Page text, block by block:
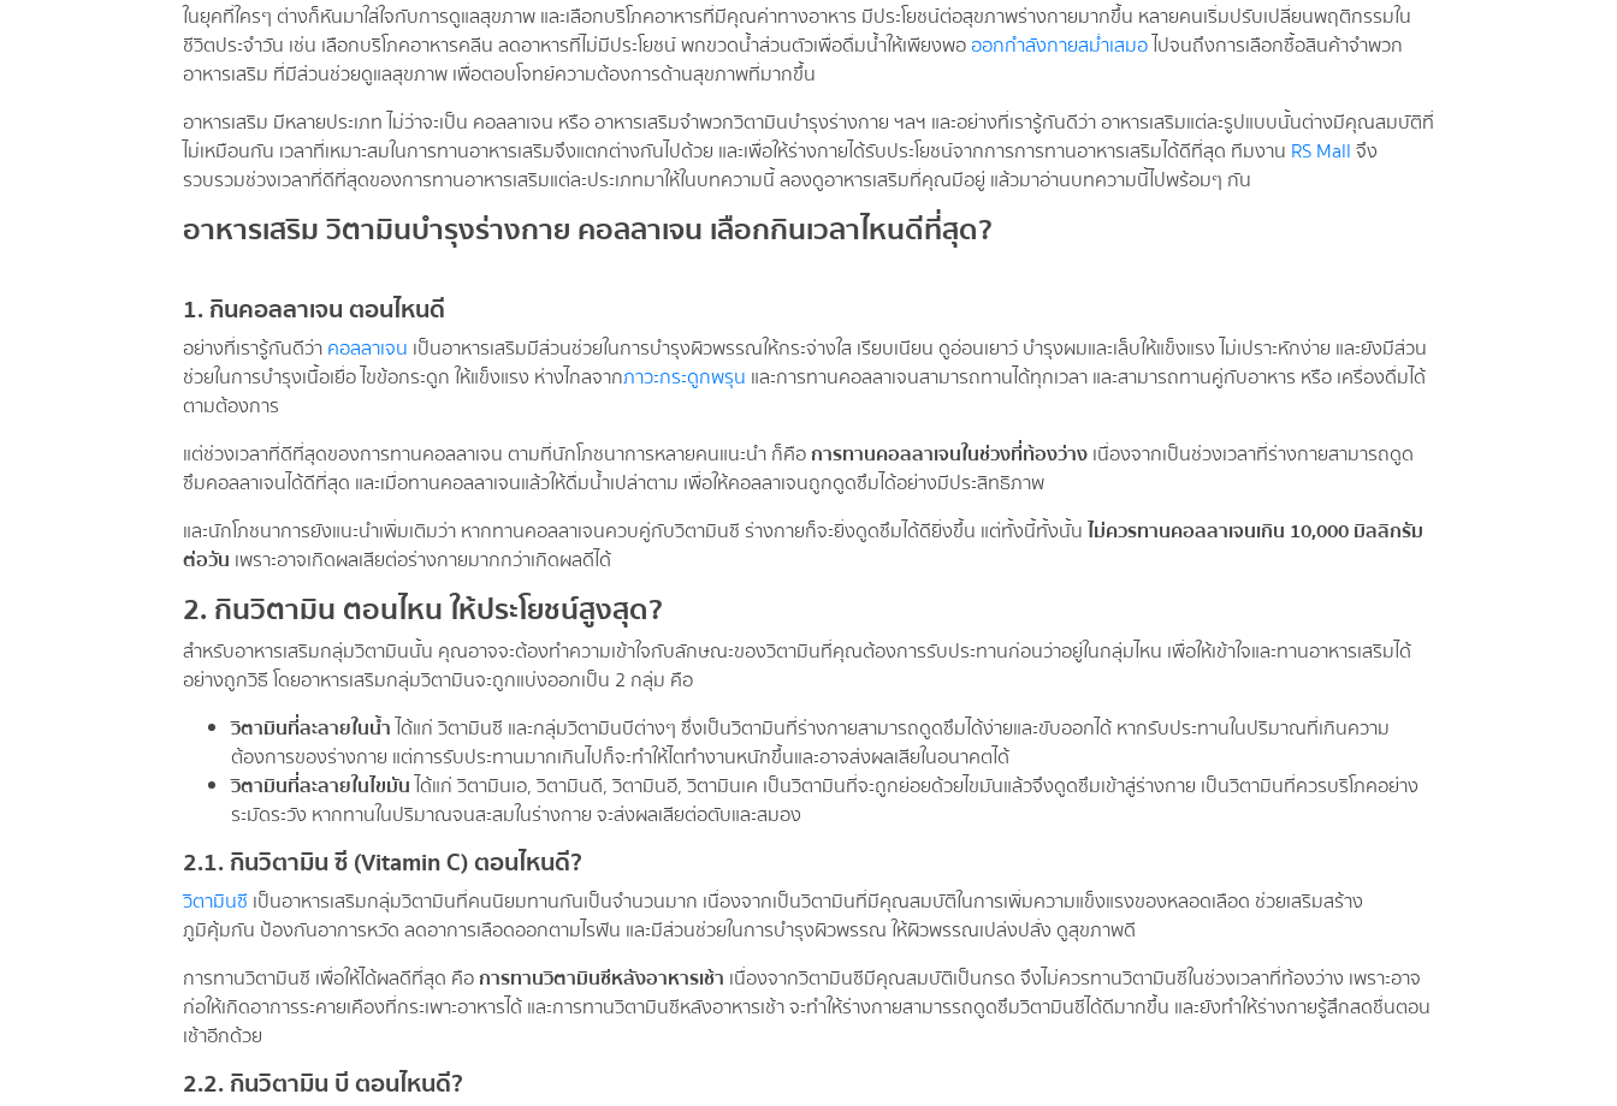
ในยุคที่ใครๆ ต่างก็หันมาใส่ใจกับการดูแลสุขภาพ และเลือกบริโภคอาหารที่มีคุณค่าทางอาหาร มีประโยชน์ต่อสุขภาพร่างกายมากขึ้น หลายคนเริ่มปรับเปลี่ยนพฤติกรรมใน
ชีวิตประจำวัน เช่น เลือกบริโภคอาหารคลีน ลดอาหารที่ไม่มีประโยชน์ พกขวดน้ำส่วนตัวเพื่อดื่มน้ำให้เพียงพอออกกำลังกายสม่ำเสมอไปจนถึงการเลือกซื้อสินค้าจำพวก
อาหารเสริม ที่มีส่วนช่วยดูแลสุขภาพ เพื่อตอบโจทย์ความต้องการด้านสุขภาพที่มากขึ้น
อาหารเสริม มีหลายประเภท ไม่ว่าจะเป็น คอลลาเจน หรือ อาหารเสริมจำพวกวิตามินบำรุงร่างกาย ฯลฯ และอย่างที่เรารู้กันดีว่า อาหารเสริมแต่ละรูปแบบนั้นต่างมีคุณสมบัติที่
ไม่เหมือนกัน เวลาที่เหมาะสมในการทานอาหารเสริมจึงแตกต่างกันไปด้วย และเพื่อให้ร่างกายได้รับประโยชน์จากการการทานอาหารเสริมได้ดีที่สุด ทีมงาน RS Mallจึง
รวบรวมช่วงเวลาที่ดีที่สุดของการทานอาหารเสริมแต่ละประเภทมาให้ในบทความนี้ ลองดูอาหารเสริมที่คุณมีอยู่ แล้วมาอ่านบทความนี้ไปพร้อมๆ กัน
อาหารเสริม วิตามินบำรุงร่างกาย คอลลาเจน เลือกกินเวลาไหนดีที่สุด?
1. กินคอลลาเจน ตอนไหนดี
อย่างที่เรารู้กันดีว่าคอลลาเจน เป็นอาหารเสริมมีส่วนช่วยในการบำรุงผิวพรรณให้กระจ่างใส เรียบเนียน ดูอ่อนเยาว์ บำรุงผมและเล็บให้แข็งแรง ไม่เปราะหักง่าย และยังมีส่วน
ช่วยในการบำรุงเนื้อเยื่อ ไขข้อกระดูก ให้แข็งแรง ห่างไกลจากภาวะกระดูกพรุน และการทานคอลลาเจนสามารถทานได้ทุกเวลา และสามารถทานคู่กับอาหาร หรือ เครื่องดื่มได้
ตามต้องการ
แต่ช่วงเวลาที่ดีที่สุดของการทานคอลลาเจน ตามที่นักโภชนาการหลายคนแนะนำ ก็คือการทานคอลลาเจนในช่วงที่ท้องว่างเนื่องจากเป็นช่วงเวลาที่ร่างกายสามารถดูด
ซึมคอลลาเจนได้ดีที่สุด และเมื่อทานคอลลาเจนแล้วให้ดื่มน้ำเปล่าตาม เพื่อให้คอลลาเจนถูกดูดซึมได้อย่างมีประสิทธิภาพ
และนักโภชนาการยังแนะนำเพิ่มเติมว่า หากทานคอลลาเจนควบคู่กับวิตามินซี ร่างกายก็จะยิ่งดูดซึมได้ดียิ่งขึ้น แต่ทั้งนี้ทั้งนั้นไม่ควรทานคอลลาเจนเกิน 10,000 มิลลิกรัม
ต่อวัน เพราะอาจเกิดผลเสียต่อร่างกายมากกว่าเกิดผลดีได้
2. กินวิตามิน ตอนไหน ให้ประโยชน์สูงสุด?
สำหรับอาหารเสริมกลุ่มวิตามินนั้น คุณอาจจะต้องทำความเข้าใจกับลักษณะของวิตามินที่คุณต้องการรับประทานก่อนว่าอยู่ในกลุ่มไหน เพื่อให้เข้าใจและทานอาหารเสริมได้
อย่างถูกวิธี โดยอาหารเสริมกลุ่มวิตามินจะถูกแบ่งออกเป็น 2 กลุ่ม คือ
วิตามินที่ละลายในน้ำได้แก่ วิตามินซี และกลุ่มวิตามินบีต่างๆ ซึ่งเป็นวิตามินที่ร่างกายสามารถดูดซึมได้ง่ายและขับออกได้ หากรับประทานในปริมาณที่เกินความ
ต้องการของร่างกาย แต่การรับประทานมากเกินไปก็จะทำให้ไตทำงานหนักขึ้นและอาจส่งผลเสียในอนาคตได้
วิตามินที่ละลายในไขมันได้แก่ วิตามินเอ, วิตามินดี, วิตามินอี, วิตามินเค เป็นวิตามินที่จะถูกย่อยด้วยไขมันแล้วจึงดูดซึมเข้าสู่ร่างกาย เป็นวิตามินที่ควรบริโภคอย่าง
ระมัดระวัง หากทานในปริมาณจนสะสมในร่างกาย จะส่งผลเสียต่อตับและสมอง
2.1. กินวิตามิน ซี (Vitamin C) ตอนไหนดี?
วิตามินซี เป็นอาหารเสริมกลุ่มวิตามินที่คนนิยมทานกันเป็นจำนวนมาก เนื่องจากเป็นวิตามินที่มีคุณสมบัติในการเพิ่มความแข็งแรงของหลอดเลือด ช่วยเสริมสร้าง
ภูมิคุ้มกัน ป้องกันอาการหวัด ลดอาการเลือดออกตามไรฟัน และมีส่วนช่วยในการบำรุงผิวพรรณ ให้ผิวพรรณเปล่งปลั่ง ดูสุขภาพดี
การทานวิตามินซี เพื่อให้ได้ผลดีที่สุด คือการทานวิตามินซีหลังอาหารเช้า เนื่องจากวิตามินซีมีคุณสมบัติเป็นกรด จึงไม่ควรทานวิตามินซีในช่วงเวลาที่ท้องว่าง เพราะอาจ
ก่อให้เกิดอาการระคายเคืองที่กระเพาะอาหารได้ และการทานวิตามินซีหลังอาหารเช้า จะทำให้ร่างกายสามารรถดูดซึมวิตามินซีได้ดีมากขึ้น และยังทำให้ร่างกายรู้สึกสดชื่นตอน
เช้าอีกด้วย
2.2. กินวิตามิน บี ตอนไหนดี?